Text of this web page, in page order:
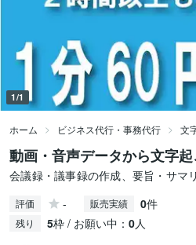
1/1
ホーム ビジネス代行・事務代行 文
動画・音声データから文字
会議録・議事録の作成、要旨・サマ
評価 - 販売実績 0件
残り 5枠 / お願い中： 0人